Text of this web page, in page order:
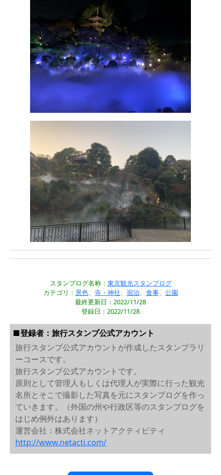
スタンプログ名称： 東京観光スタンプログ
カテゴリ： 景色、 寺・神社 宿泊 食事、 公園
最終更新日：2022/11/28
登録日：2022/11/28
■登録者：旅行スタンプ公式アカウント
旅行スタンプ公式アカウントが作成したスタンプラリ
ーコースです。
旅行スタンプ公式アカウントです。
原則として管理人もしくは代理人が実際に行った観光
名所とそこで撮影した写真を元にスタンプログを作っ
ていきます。（外国の州や行政区等のスタンプログを
はじめ例外はあります）
運営会社：株式会社ネットアクティビティ
http://www.netacti.com/